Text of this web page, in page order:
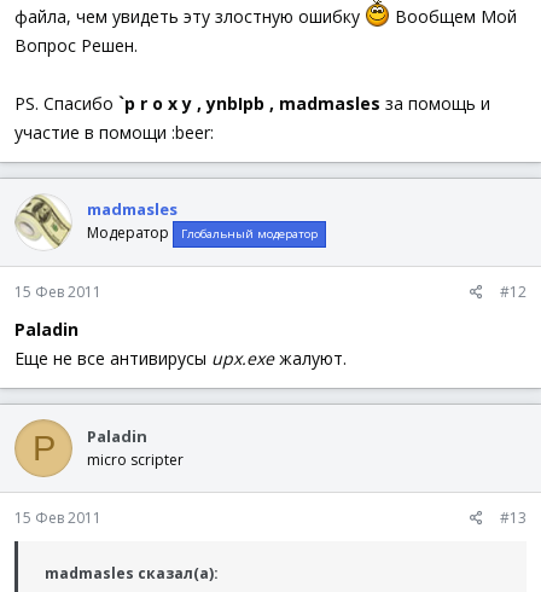
файла, чем увидеть эту злостную ошибку
Вообщем Мой
Вопрос Решен.
PS. Спасибо `p r o x y , ynbIpb , madmasles за помощь и
участие в помощи :beer:
madmasles
Модератор Глобальный модератор
15 Фев 2011 #12
Paladin
Еще не все антивирусы upx.exeжалуют.
P Paladin
micro scripter
15 Фев 2011 #13
madmasles сказал(а):